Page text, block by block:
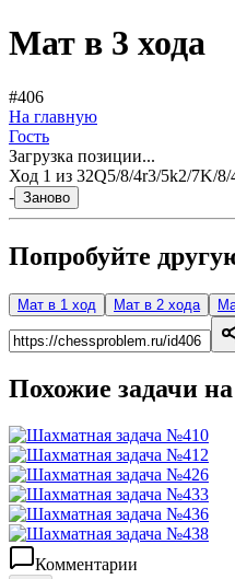
Мат в 3 хода
#406
На главную
Гость
Загрузка позиции...
Ход 1 из 32Q5/8/4r3/5k2/7K/
- Заново
Попробуйте
Мат в 1 ход Мат в 2 хода
Похожие задачи
Комментарии